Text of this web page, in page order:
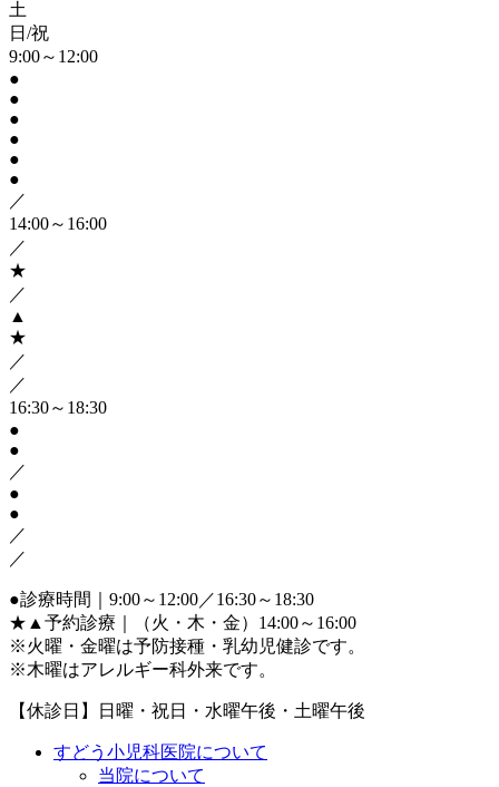
土
日/祝
9:00～12:00
●
●
●
●
●
●
／
14:00～16:00
／
★
／
▲
★
／
／
16:30～18:30
●
●
／
●
●
／
／
●診療時間｜9:00～12:00／16:30～18:30
★▲ 予約診療｜（火・木・金）14:00～16:00
※火曜・金曜は予防接種・乳幼児健診です。
※木曜はアレルギー科外来です。
【休診日】日曜・祝日・水曜午後・土曜午後
すどう小児科医院について
当院について